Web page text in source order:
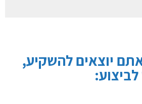
יוצאים להשקיע,